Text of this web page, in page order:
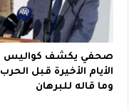
صحفي يكشف كواليس
الأيام الأخيرة قبل الحرب
وما قاله للبرهان